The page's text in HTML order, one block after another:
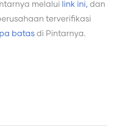
melalui
link ini, dan
terverifikasi
batas di Pintarnya.